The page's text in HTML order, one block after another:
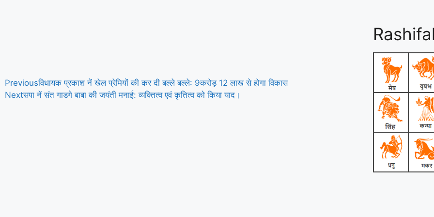
Previousविधायक प्रकाश नें खेल प्रेमियों की कर दी बल्ले बल्ले: 9करोड़ 12 लाख से होगा विकास
Nextसपा नें संत गाडगे बाबा की जयंती मनाई: व्यक्तित्व एवं कृतित्व को किया याद।